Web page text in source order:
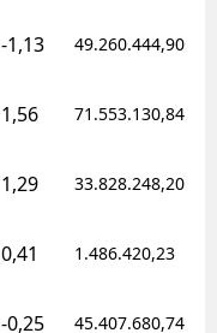
-1,13 49.260.444,90
1,56 71.553.130,84
1,29 33.828.248,20
0,41 1.486.420,23
-0,25 45.407.680,74